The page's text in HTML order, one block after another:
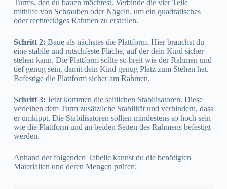
Turms, den du bauen möchtest. Verbinde die vier Teile
mithilfe von Schrauben oder Nägeln, um ein quadratisches
oder rechteckiges Rahmen zu erstellen.
Schritt 2: Baue als nächstes die Plattform. Hier brauchst du
eine stabile und rutschfeste Fläche, auf der dein Kind sicher
stehen kann. Die Plattform sollte so breit wie der Rahmen und
tief genug sein, damit dein Kind genug Platz zum Stehen hat.
Befestige die Plattform sicher am Rahmen.
Schritt 3: Jetzt kommen die seitlichen Stabilisatoren. Diese
verleihen dem Turm zusätzliche Stabilität und verhindern, dass
er umkippt. Die Stabilisatoren sollten mindestens so hoch sein
wie die Plattform und an beiden Seiten des Rahmens befestigt
werden.
Anhand der folgenden Tabelle kannst du die benötigten
Materialien und deren Mengen prüfen: